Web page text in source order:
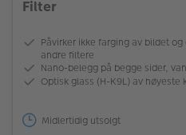
Filter
Påvirker ikke farging av bildet
andre filtere
Nano-belegg på begge sider,
Optisk glass (H-K9L) av høyeste
Midlertidig utsolgt